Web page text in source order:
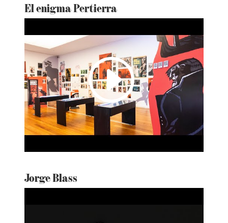
El enigma Pertierra
I
Jorge Blass